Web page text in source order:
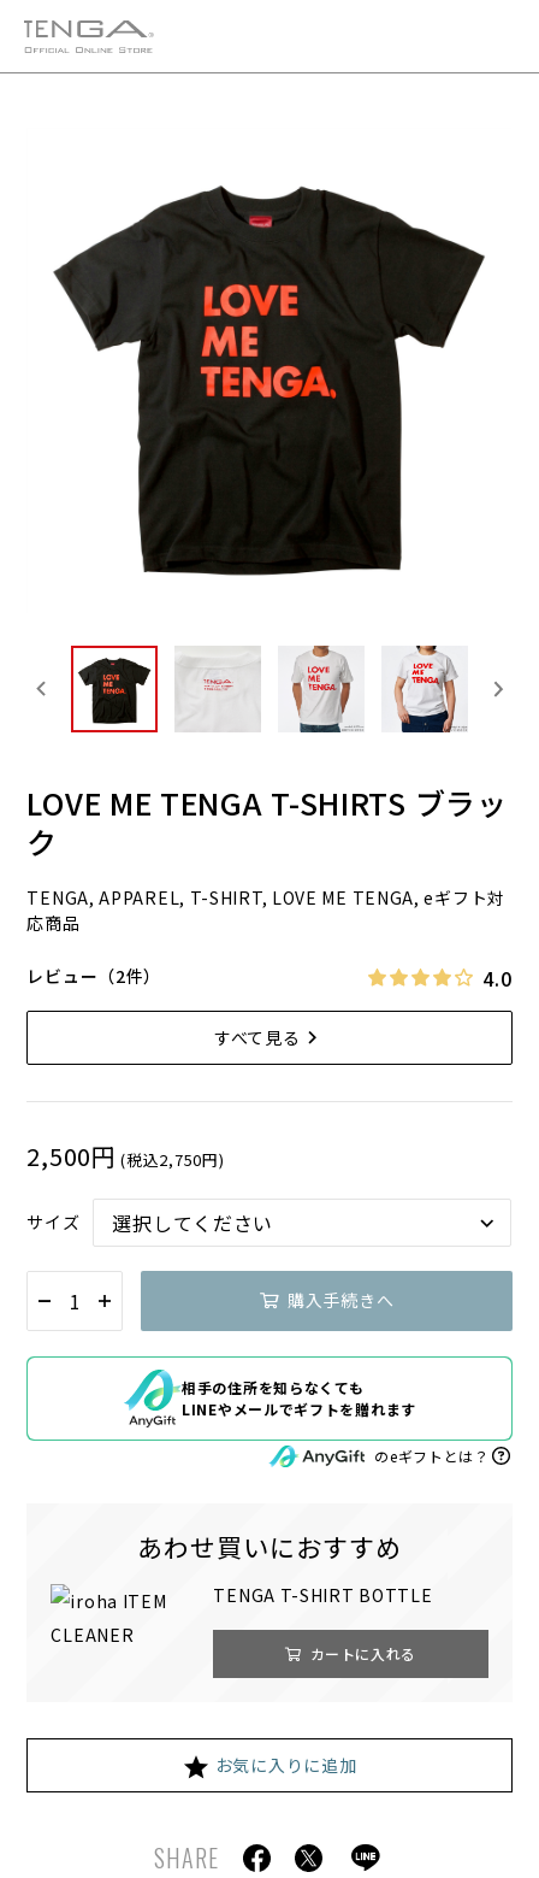
LOVE ME TENGA T-SHIRTS ブラッ
ク
TENGA, APPAREL, T-SHIRT, LOVE ME TENGA, eギフト対
応商品
レビュー（2件） 4.0
すべて見る
2,500円 (税込2,750円)
サイズ
購入手続きへ
相手の住所を知らなくても
LINEやメールでギフトを贈れます
のeギフトとは？
あわせ買いにおすすめ
TENGA T-SHIRT BOTTLE
カートに入れる
お気に入りに追加
SHARE